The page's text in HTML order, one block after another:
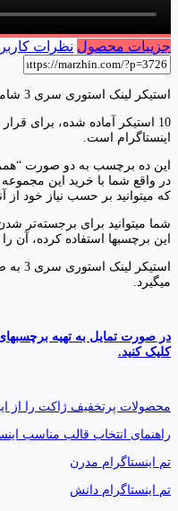
جزییات محصول نظرات
استیکر لینک استوری سری 3 شامل:
10 استیکر آماده شده، برای
اینستاگرام است.
این ده برچسب به دو صورت
که میتوانید بر حسب نیاز خود از
شما میتوانید برای برجسته‌تر
این برچسبها استفاده کرده، آن
میگیرد.
در صورت تمایل به تهیه
کلیک کنید.
محصولات پرتخفیف ژاکت را از
راهنمای انتخاب قالب مناسب
تم اینستاگرام مدرن
تم اینستاگرام دانش